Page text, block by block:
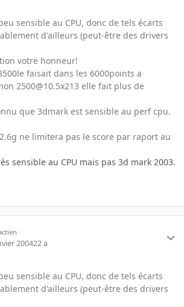
sensible au CPU, donc de tels écarts
d'ailleurs (peut-être des drivers
votre honneur!
faisait dans les 6000points a
2500@10.5x213 elle fait plus de
que 3dmark est sensible au perf cpu.
ne limitera pas le score par raport au
sensible au CPU mais pas 3d mark 2003.
200422 a
sensible au CPU, donc de tels écarts
d'ailleurs (peut-être des drivers